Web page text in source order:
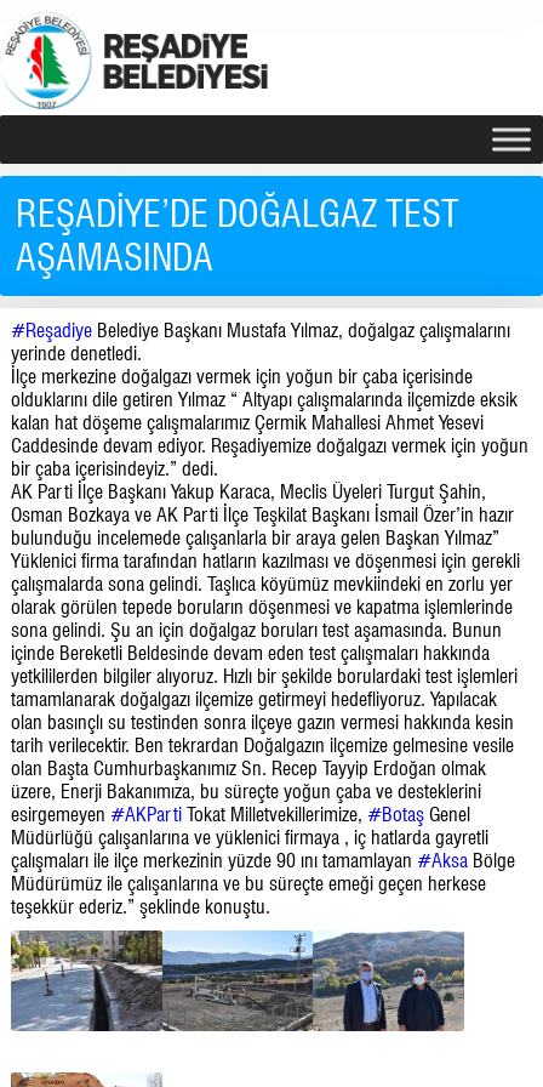
REŞADİYE’DE DOĞALGAZ TEST
AŞAMASINDA
#ReşadiyeBelediye Başkanı Mustafa Yılmaz, doğalgaz çalışmalarını
yerinde denetledi.
İlçe merkezine doğalgazı vermek için yoğun bir çaba içerisinde
olduklarını dile getiren Yılmaz “ Altyapı çalışmalarında ilçemizde eksik
kalan hat döşeme çalışmalarımız Çermik Mahallesi Ahmet Yesevi
Caddesinde devam ediyor. Reşadiyemize doğalgazı vermek için yoğun
bir çaba içerisindeyiz.” dedi.
AK Parti İlçe Başkanı Yakup Karaca, Meclis Üyeleri Turgut Şahin,
Osman Bozkaya ve AK Parti İlçe Teşkilat Başkanı İsmail Özer’in hazır
bulunduğu incelemede çalışanlarla bir araya gelen Başkan Yılmaz”
Yüklenici firma tarafından hatların kazılması ve döşenmesi için gerekli
çalışmalarda sona gelindi. Taşlıca köyümüz mevkiindeki en zorlu yer
olarak görülen tepede boruların döşenmesi ve kapatma işlemlerinde
sona gelindi. Şu an için doğalgaz boruları test aşamasında. Bunun
içinde Bereketli Beldesinde devam eden test çalışmaları hakkında
yetkililerden bilgiler alıyoruz. Hızlı bir şekilde borulardaki test işlemleri
tamamlanarak doğalgazı ilçemize getirmeyi hedefliyoruz. Yapılacak
olan basınçlı su testinden sonra ilçeye gazın vermesi hakkında kesin
tarih verilecektir. Ben tekrardan Doğalgazın ilçemize gelmesine vesile
olan Başta Cumhurbaşkanımız Sn. Recep Tayyip Erdoğan olmak
üzere, Enerji Bakanımıza, bu süreçte yoğun çaba ve desteklerini
esirgemeyen #AKPartiTokat Milletvekillerimize, #BotaşGenel
Müdürlüğü çalışanlarına ve yüklenici firmaya , iç hatlarda gayretli
çalışmaları ile ilçe merkezinin yüzde 90 ını tamamlayan #AksaBölge
Müdürümüz ile çalışanlarına ve bu süreçte emeği geçen herkese
teşekkür ederiz.” şeklinde konuştu.